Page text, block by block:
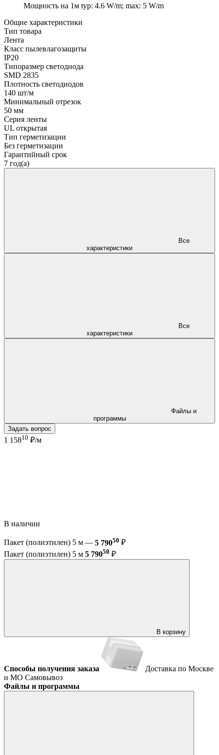
Мощность на 1м typ: 4.6 W/m; max: 5 W/m
Общие характеристики
Тип товара
Лента
Класс пылевлагозащиты
IP20
Типоразмер светодиода
SMD 2835
Плотность светодиодов
140 шт/м
Минимальный отрезок
50 мм
Серия ленты
UL открытая
Тип герметизации
Без герметизации
Гарантийный срок
7 год(а)
характеристики
характеристики
программы
Задать вопрос
1 15810 ₽/м
В наличии
Пакет (полиэтилен) 5 м — 5 79050 ₽
Пакет (полиэтилен) 5 м 5 79050 ₽
В корзину
Способы получения заказа
Доставка по Москве
и МО Самовывоз
Файлы и программы